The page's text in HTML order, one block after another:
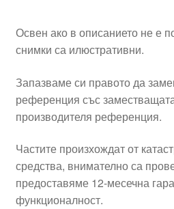
Освен ако в описанието не е
снимки са илюстративни.
Запазваме си правото да
референция със
производителя референция.
Частите произхождат от
средства, внимателно са
предоставяме 12-месечна
функционалност.